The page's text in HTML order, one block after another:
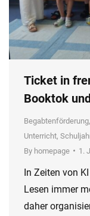
Ticket in
Booktok
Begabtenförderung,
Unterricht,
By homepage 1.
In Zeiten von
Lesen immer
daher